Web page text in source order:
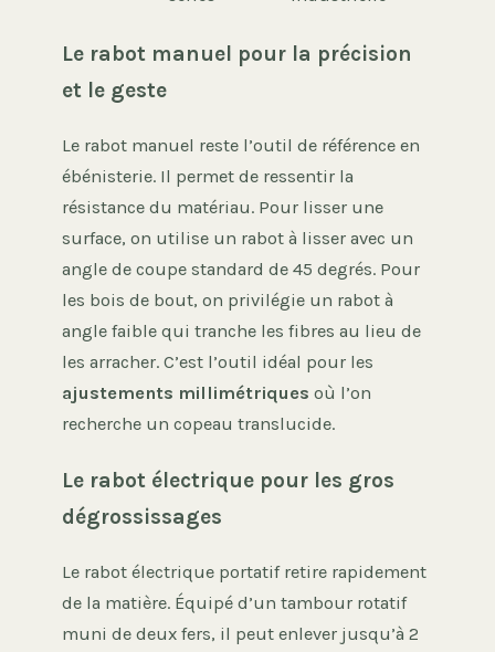
Le rabot manuel pour la précision
et le geste
Le rabot manuel reste l’outil de référence en
ébénisterie. Il permet de ressentir la
résistance du matériau. Pour lisser une
surface, on utilise un rabot à lisser avec un
angle de coupe standard de 45 degrés. Pour
les bois de bout, on privilégie un rabot à
angle faible qui tranche les fibres au lieu de
les arracher. C’est l’outil idéal pour les
ajustements millimétriques où l’on
recherche un copeau translucide.
Le rabot électrique pour les gros
dégrossissages
Le rabot électrique portatif retire rapidement
de la matière. Équipé d’un tambour rotatif
muni de deux fers, il peut enlever jusqu’à 2